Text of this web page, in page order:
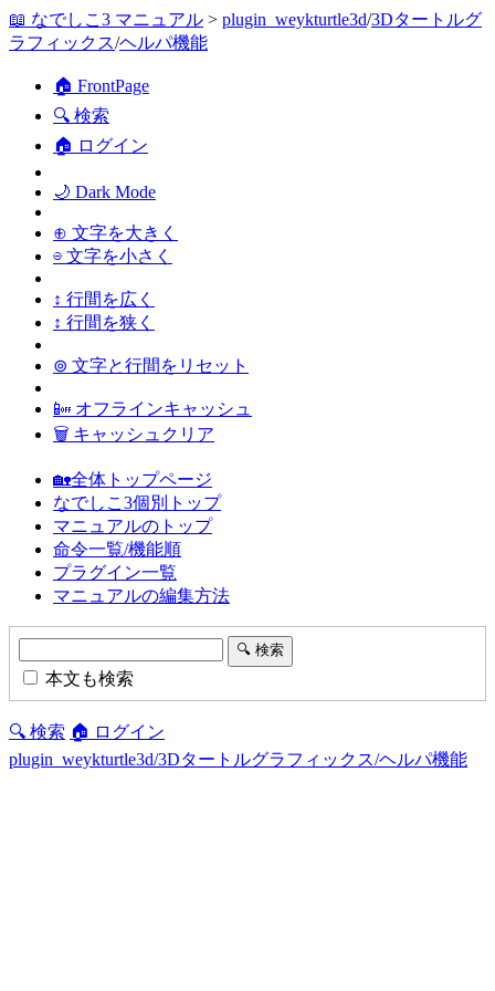
📖 なでしこ3 マニュアル > plugin_weykturtle3d/3Dタートルグ
ラフィックス/ヘルパ機能
🏠 FrontPage
🔍 検索
🏠 ログイン
🌙 Dark Mode
⊕ 文字を大きく
⊖ 文字を小さく
↕ 行間を広く
↕ 行間を狭く
⊚ 文字と行間をリセット
📴 オフラインキャッシュ
🗑 キャッシュクリア
🏡全体トップページ
なでしこ3個別トップ
マニュアルのトップ
命令一覧/機能順
プラグイン一覧
マニュアルの編集方法
本文も検索
🔍 検索 🏠 ログイン
plugin_weykturtle3d/3Dタートルグラフィックス/ヘルパ機能